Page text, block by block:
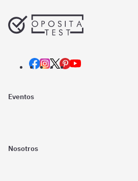
Eventos
Nosotros